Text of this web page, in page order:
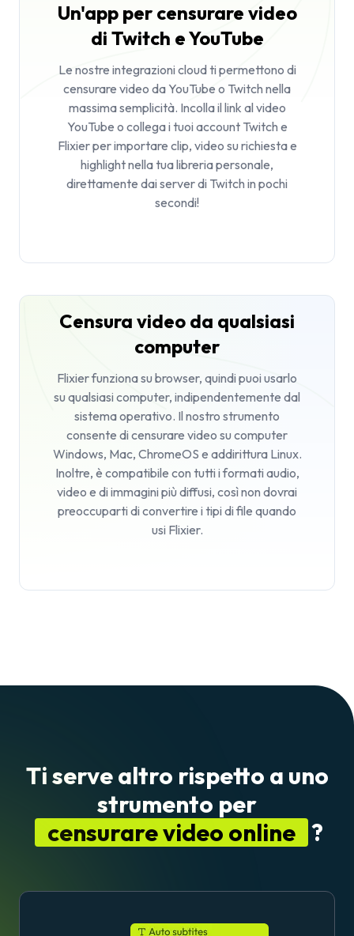
Un'app per censurare video
di Twitch e YouTube
Le nostre integrazioni cloud ti permettono di
censurare video da YouTube o Twitch nella
massima semplicità. Incolla il link al video
YouTube o collega i tuoi account Twitch e
Flixier per importare clip, video su richiesta e
highlight nella tua libreria personale,
direttamente dai server di Twitch in pochi
secondi!
Censura video da qualsiasi
computer
Flixier funziona su browser, quindi puoi usarlo
su qualsiasi computer, indipendentemente dal
sistema operativo. Il nostro strumento
consente di censurare video su computer
Windows, Mac, ChromeOS e addirittura Linux.
Inoltre, è compatibile con tutti i formati audio,
video e di immagini più diffusi, così non dovrai
preoccuparti di convertire i tipi di file quando
usi Flixier.
Ti serve altro rispetto a uno
strumento per
censurare video online ?